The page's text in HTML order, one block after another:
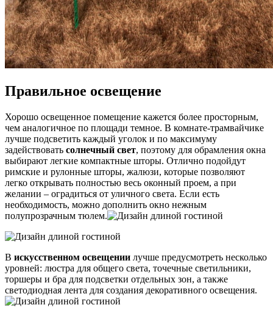
Правильное освещение
Хорошо освещенное помещение кажется более просторным,
чем аналогичное по площади темное. В комнате-трамвайчике
лучше подсветить каждый уголок и по максимуму
задействовать солнечный свет, поэтому для обрамления окна
выбирают легкие компактные шторы. Отлично подойдут
римские и рулонные шторы, жалюзи, которые позволяют
легко открывать полностью весь оконный проем, а при
желании – оградиться от уличного света. Если есть
необходимость, можно дополнить окно нежным
полупрозрачным тюлем.
В искусственном освещении лучше предусмотреть несколько
уровней: люстра для общего света, точечные светильники,
торшеры и бра для подсветки отдельных зон, а также
светодиодная лента для создания декоративного освещения.